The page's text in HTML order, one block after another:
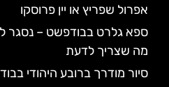
אפרול שפריץ או יין פרוסקו
מה שצריך לדעת
סיור מודרך ברובע היהודי